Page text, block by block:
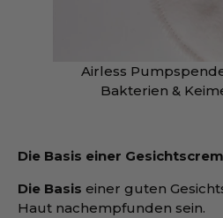
Airless
Bakterien &
Die Basis einer
Die Basis einer guten
Haut nachempfunden sein.